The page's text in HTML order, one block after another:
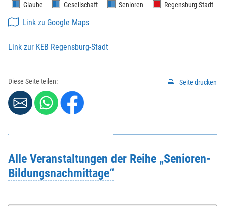
Glaube Gesellschaft Senioren Regensburg-Stadt
Link zu Google Maps
Link zur KEB Regensburg-Stadt
Diese Seite teilen: Seite drucken
Alle Veranstaltungen der Reihe „Senioren-
Bildungsnachmittage“